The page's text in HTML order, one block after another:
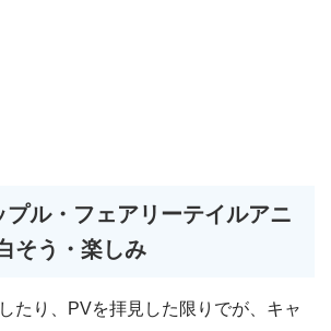
プル・フェアリーテイルアニ
そう・楽しみ
たり、PVを拝見した限りでが、キャ